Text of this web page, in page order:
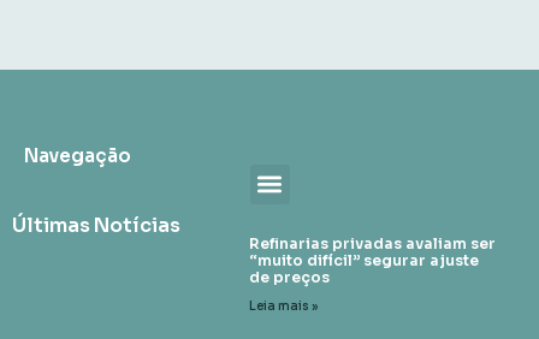
Navegação
Últimas Notícias
Refinarias privadas avaliam ser
“muito difícil” segurar ajuste
de preços
Leia mais »